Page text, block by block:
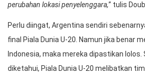
perubahan lokasi penyelenggara,” tulis
Perlu diingat, Argentina sendiri
final Piala Dunia U-20. Namun jika benar
Indonesia, maka mereka dipastikan lolos.
diketahui, Piala Dunia U-20 melibatkan